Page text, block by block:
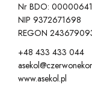
Nr BDO:
NIP 9372671698
REGON
+48 433 433 044
www.asekol.pl